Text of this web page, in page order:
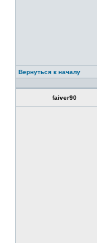
Вернуться к началу
faiver90